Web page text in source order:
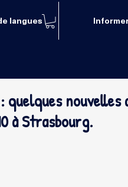
langues
quelques
à Strasbourg.